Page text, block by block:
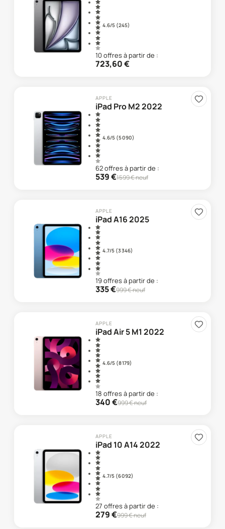
4.6/5 (245)
10 offresà partir de :
723,60€
APPLE
iPad Pro M2 2022
4.6/5 (5 090)
62offresà partir de :
539€1599€ neuf
APPLE
iPad A16 2025
4.7/5 (3 346)
19offresà partir de :
335€999€ neuf
APPLE
iPad Air 5 M1 2022
4.6/5 (8 179)
18 offresà partir de :
340€999€ neuf
APPLE
iPad 10 A14 2022
4.7/5 (6 092)
27 offresà partir de :
279€999€ neuf